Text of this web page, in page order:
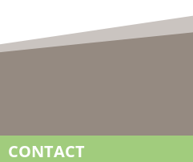
CONTACT